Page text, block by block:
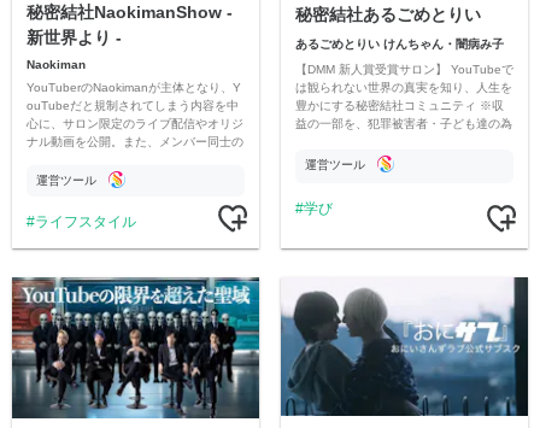
秘密結社NaokimanShow -
新世界より -
Naokiman
YouTuberのNaokimanが主体となり、Y
ouTubeだと規制されてしまう内容を中
心に、サロン限定のライブ配信やオリジ
ナル動画を公開。また、メンバー同士の
ただいています。
運営ツール
ライフスタイル
秘密結社あるごめとりい
あるごめとりい けんちゃん・闇病み子
【DMM 新人賞受賞サロン】 YouTubeで
は観られない世界の真実を知り、人生を
豊かにする秘密結社コミュニティ ※収
益の一部を、犯罪被害者・子ども達の為
す運営ツール
学び